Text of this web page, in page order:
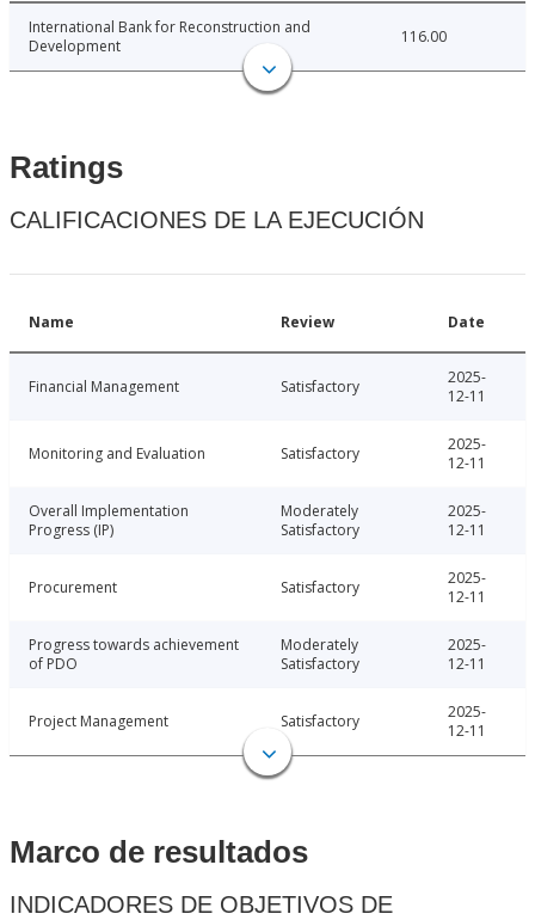
International Bank for Reconstruction and
Development
116.00
Ratings
CALIFICACIONES DE LA EJECUCIÓN
Name Review Date
Financial Management Satisfactory
2025-
12-11
Monitoring and Evaluation Satisfactory
2025-
12-11
Overall Implementation
Progress (IP)
Moderately
Satisfactory
2025-
12-11
Procurement Satisfactory
2025-
12-11
Progress towards achievement
of PDO
Moderately
Satisfactory
2025-
12-11
Project Management Satisfactory
2025-
12-11
Marco de resultados
INDICADORES DE OBJETIVOS DE